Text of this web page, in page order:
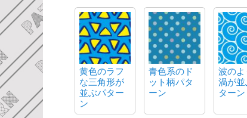
黄色のラフ
な三角形が
並ぶパター
ン
青色系のド
ット柄パタ
ーン
波のよ
渦が
ターン